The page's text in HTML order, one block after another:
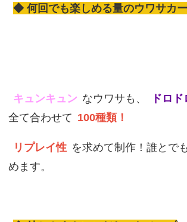
◆ 何回でも楽しめる量のウワサカ
キュンキュン なウワサも、 ドロド
全て合わせて 100種類！
リプレイ性 を求めて制作！誰とで
めます。